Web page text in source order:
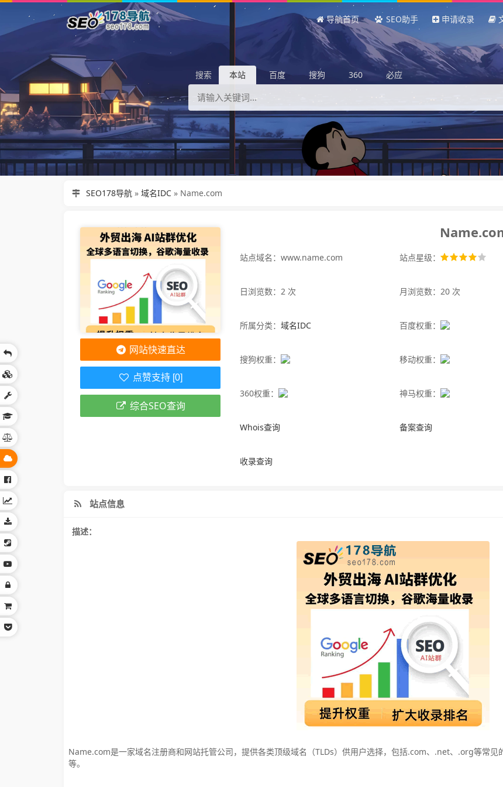
导航首页 SEO助手 申请收录
搜索 本站 百度 搜狗 360 必应
SEO178导航» 域名IDC» Name.com
站点域名：www.name.com 站点星级：
日浏览数：2 次 月浏览数：20 次
所属分类： 域名IDC 百度权重：
搜狗权重： 移动权重：
360权重： 神马权重：
Whois查询 备案查询
收录查询
网站快速直达
点赞支持 [0]
综合SEO查询
站点信息
描述：
Name.com是一家域名注册商和网站托管公司，提供各类顶级域名（TLDs）供用户选择，包括.com、.net、.org等常
等。